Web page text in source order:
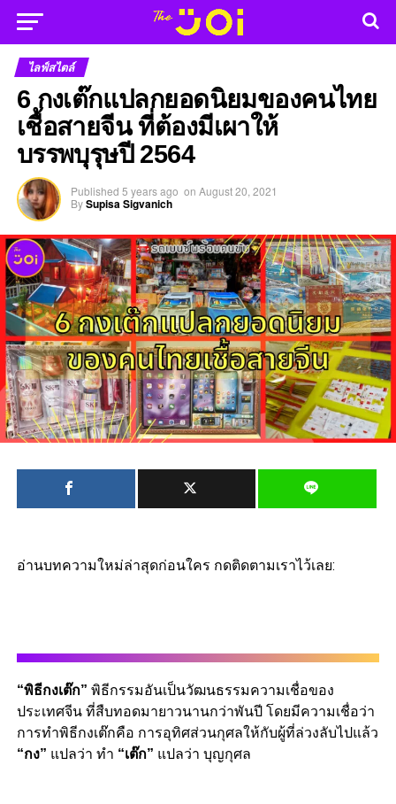
ไลฟ์สไตล์
6 กงเต๊กแปลกยอดนิยมของคนไทย
เชื้อสายจีน ที่ต้องมีเผาให้
บรรพบุรุษปี 2564
Published 5 years ago on August 20, 2021
BySupisa Sigvanich
อ่านบทความใหม่ล่าสุดก่อนใคร กดติดตามเราไว้เลย:
“พิธีกงเต๊ก” พิธีกรรมอันเป็นวัฒนธรรมความเชื่อของ
ประเทศจีน ที่สืบทอดมายาวนานกว่าพันปี โดยมีความเชื่อว่า
การทำพิธีกงเต๊กคือ การอุทิศส่วนกุศลให้กับผู้ที่ล่วงลับไปแล้ว
“กง” แปลว่า ทำ “เต๊ก” แปลว่า บุญกุศล